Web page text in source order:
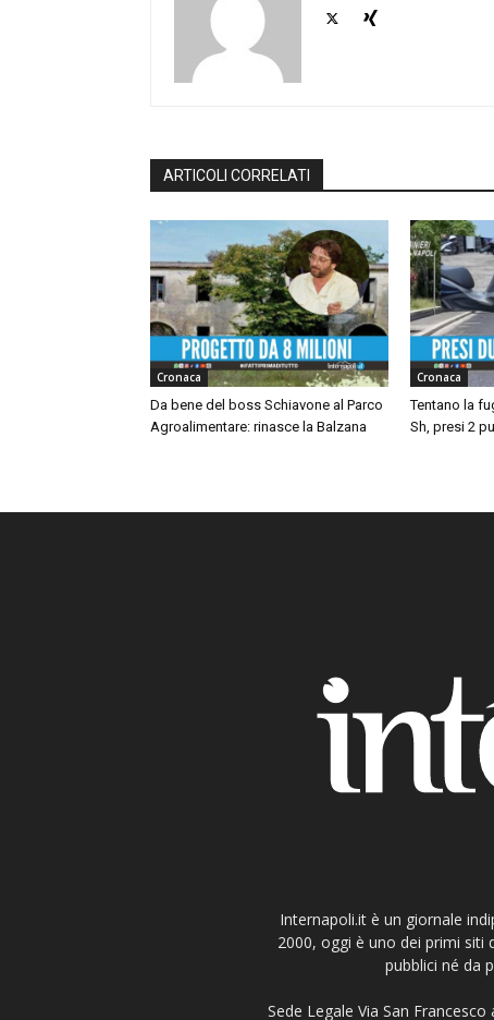
ARTICOLI CORRELATI
Cronaca
Da bene del boss Schiavone al Parco
Agroalimentare: rinasce la Balzana
Cronaca
Tentano la
Sh, presi 2
Internapoli.it è un giornale
2000, oggi è uno dei primi siti
pubblici né da
Sede Legale Via San